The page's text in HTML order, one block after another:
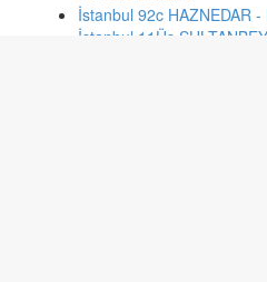
İstanbul 92c HAZNEDAR
İstanbul 11Üs